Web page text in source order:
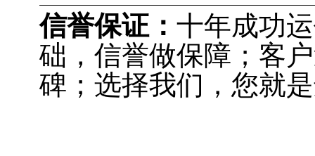
信誉保证： 十年成功
础，信誉做保障；客
碑；选择我们，您就